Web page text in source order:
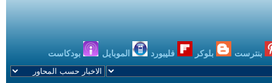
بنترست بلوكر فليبورد الموبايل بودكاست